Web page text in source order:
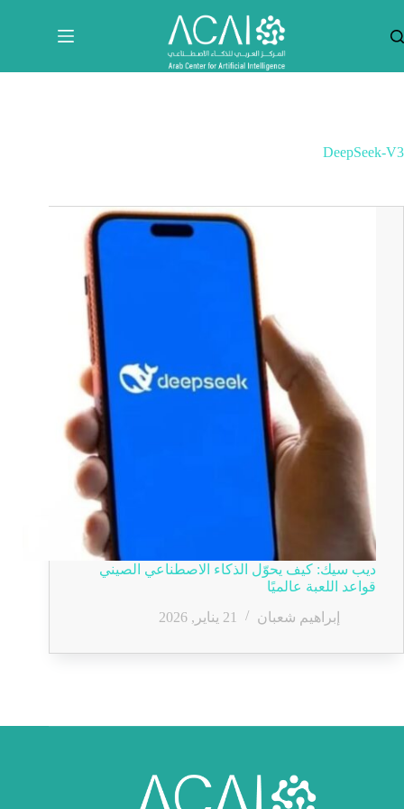
المحتوى
DeepSeek‑V3
ديب سيك: كيف يحوّل الذكاء الاصطناعي الصيني
قواعد اللعبة عالميًا
إبراهيم شعبان
21 يناير, 2026